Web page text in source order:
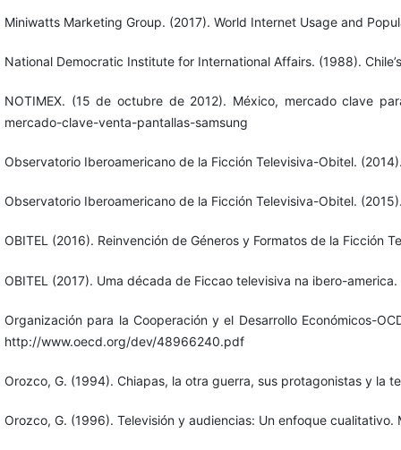
Miniwatts Marketing Group. (2017). World Internet Usage and
National Democratic Institute for International Affairs. (1988).
NOTIMEX. (15 de octubre de 2012). México, mercado clave
mercado-clave-venta-pantallas-samsung
Observatorio Iberoamericano de la Ficción Televisiva-Obitel.
Observatorio Iberoamericano de la Ficción Televisiva-Obitel.
OBITEL (2016). Reinvención de Géneros y Formatos de la Ficción
OBITEL (2017). Uma década de Ficcao televisiva na ibero-
Organización para la Cooperación y el Desarrollo Económicos-
http://www.oecd.org/dev/48966240.pdf
Orozco, G. (1994). Chiapas, la otra guerra, sus protagonistas y la
Orozco, G. (1996). Televisión y audiencias: Un enfoque cualitativo.